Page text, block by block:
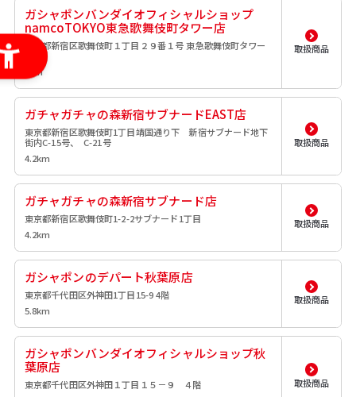
ガシャポンバンダイオフィシャルショップ
namcoTOKYO東急歌舞伎町タワー店
東京都新宿区歌舞伎町１丁目２９番１号 東急歌舞伎町タワー
4km
取扱商品
ガチャガチャの森新宿サブナードEAST店
東京都新宿区歌舞伎町1丁目靖国通り下 新宿サブナード地下
街内C-15号、 C-21号
4.2km
取扱商品
ガチャガチャの森新宿サブナード店
東京都新宿区歌舞伎町1-2-2サブナード1丁目
4.2km
取扱商品
ガシャポンのデパート秋葉原店
東京都千代田区外神田1丁目15-9 4階
5.8km
取扱商品
ガシャポンバンダイオフィシャルショップ秋
葉原店
東京都千代田区外神田１丁目１５－９ ４階
取扱商品